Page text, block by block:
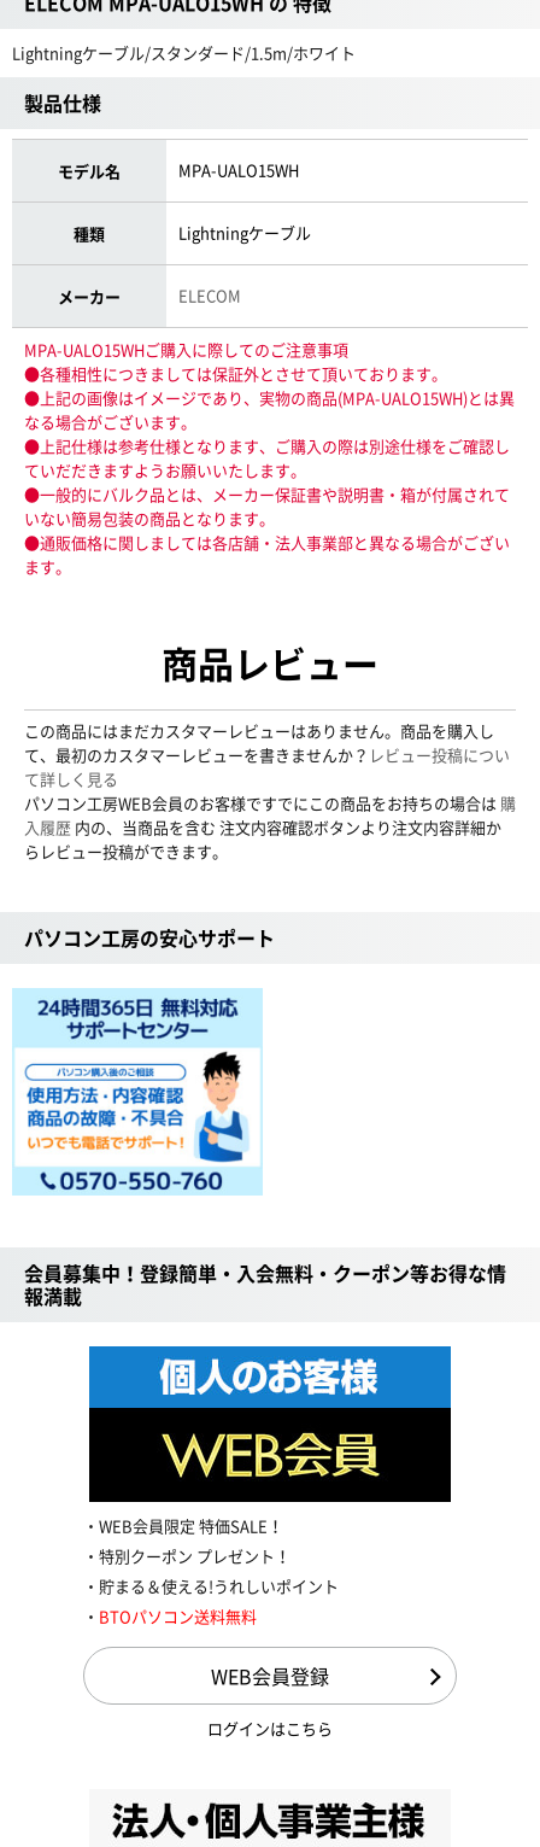
Lightningケーブル/スタンダード/1.5m/ホワイト
製品仕様
モデル名 MPA-UALO15WH
種類 Lightningケーブル
メーカー ELECOM
MPA-UALO15WHご購入に際してのご注意事項
●各種相性につきましては保証外とさせて頂いております。
●上記の画像はイメージであり、実物の商品(MPA-UALO15WH)とは異
なる場合がございます。
●上記仕様は参考仕様となります、ご購入の際は別途仕様をご確認し
ていだだきますようお願いいたします。
●一般的にバルク品とは、メーカー保証書や説明書・箱が付属されて
いない簡易包装の商品となります。
●通販価格に関しましては各店舗・法人事業部と異なる場合がござい
ます。
商品レビュー
この商品にはまだカスタマーレビューはありません。商品を購入し
て、最初のカスタマーレビューを書きませんか？ レビュー投稿につい
て詳しく見る
パソコン工房WEB会員のお客様ですでにこの商品をお持ちの場合は 購
入履歴 内の、当商品を含む 注文内容確認ボタンより注文内容詳細か
らレビュー投稿ができます。
パソコン工房の安心サポート
会員募集中！登録簡単・入会無料・クーポン等お得な情
報満載
WEB会員限定 特価SALE！
特別クーポン プレゼント！
貯まる＆使える!うれしいポイント
BTOパソコン送料無料
WEB会員登録
ログインはこちら